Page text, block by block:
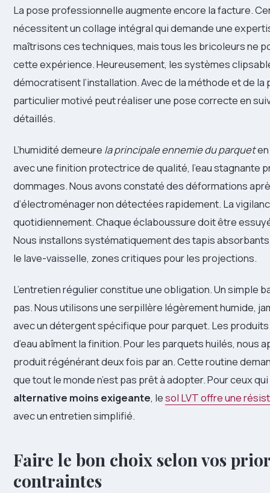
La pose professionnelle augmente encore la facture.
nécessitent un collage intégral qui demande une
maîtrisons ces techniques, mais tous les bricoleurs ne
cette expérience. Heureusement, les systèmes
démocratisent l’installation. Avec de la méthode et de la
particulier motivé peut réaliser une pose correcte en
détaillés.
L’humidité demeure la principale ennemie du parqueten
avec une finition protectrice de qualité, l’eau stagnante
dommages. Nous avons constaté des déformations
d’électroménager non détectées rapidement. La
quotidiennement. Chaque éclaboussure doit être
Nous installons systématiquement des tapis absorbants
le lave-vaisselle, zones critiques pour les projections.
L’entretien régulier constitue une obligation. Un simple
pas. Nous utilisons une serpillère légèrement humide,
avec un détergent spécifique pour parquet. Les
d’eau abîment la finition. Pour les parquets huilés, nous
produit régénérant deux fois par an. Cette routine
que tout le monde n’est pas prêt à adopter. Pour ceux
alternative moins exigeante, lesol LVT offre une
avec un entretien simplifié.
Faire le bon choix selon vos
contraintes